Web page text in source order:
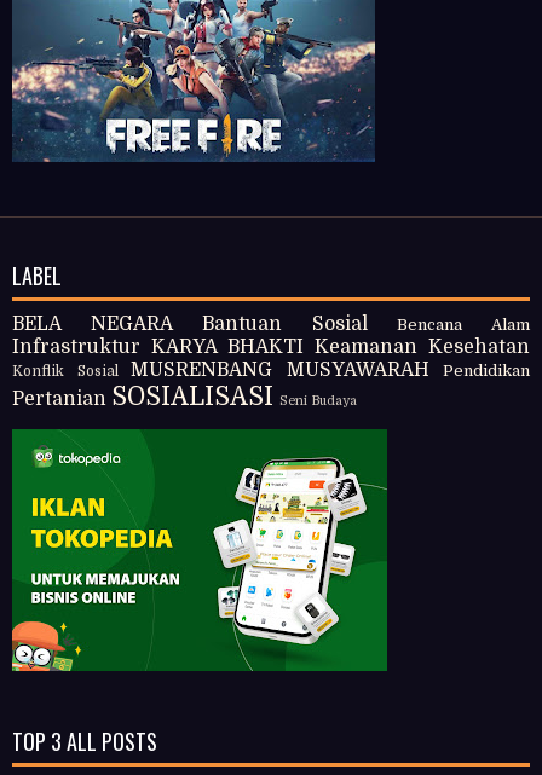
LABEL
BELA NEGARA Bantuan Sosial Bencana Alam
Infrastruktur KARYA BHAKTI Keamanan Kesehatan
Konflik Sosial MUSRENBANG MUSYAWARAH Pendidikan
Pertanian SOSIALISASI Seni Budaya
TOP 3 ALL POSTS